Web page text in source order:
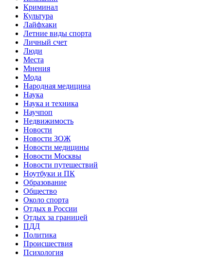
Криминал
Культура
Лайфхаки
Летние виды спорта
Личный счет
Люди
Места
Мнения
Мода
Народная медицина
Наука
Наука и техника
Научпоп
Недвижимость
Новости
Новости ЗОЖ
Новости медицины
Новости Москвы
Новости путешествий
Ноутбуки и ПК
Образование
Общество
Около спорта
Отдых в России
Отдых за границей
ПДД
Политика
Происшествия
Психология